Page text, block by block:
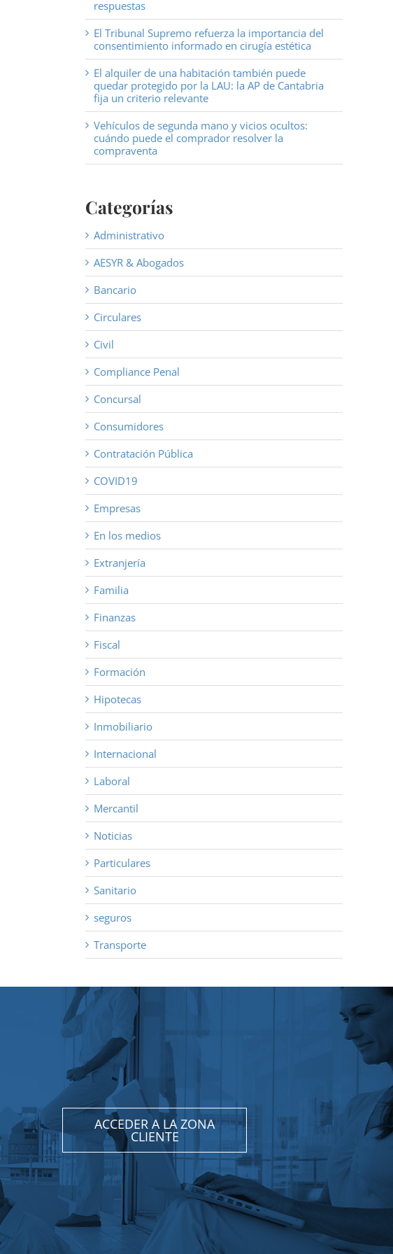
respuestas
El Tribunal Supremo refuerza la importancia del
consentimiento informado en cirugía estética
El alquiler de una habitación también puede
quedar protegido por la LAU: la AP de Cantabria
fija un criterio relevante
Vehículos de segunda mano y vicios ocultos:
cuándo puede el comprador resolver la
compraventa
Categorías
Administrativo
AESYR & Abogados
Bancario
Circulares
Civil
Compliance Penal
Concursal
Consumidores
Contratación Pública
COVID19
Empresas
En los medios
Extranjería
Familia
Finanzas
Fiscal
Formación
Hipotecas
Inmobiliario
Internacional
Laboral
Mercantil
Noticias
Particulares
Sanitario
seguros
Transporte
ACCEDER A LA ZONA
CLIENTE